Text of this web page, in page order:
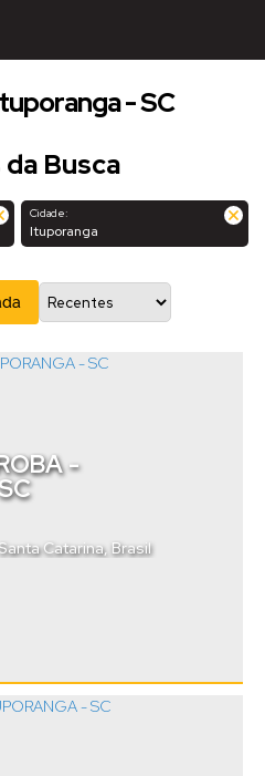
- SC
Busca
Cidade:
Ituporanga
-
Catarina, Brasil